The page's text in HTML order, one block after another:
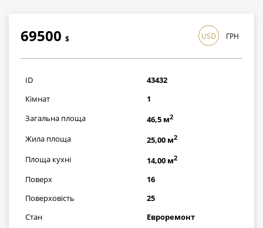
69500 $
2015500грн
USD ГРН
ID
43432
Кімнат
1
Загальна площа
46,5 м2
Жила площа 25,00 м2
Площа кухні 14,00 м2
Поверх
16
Поверховість
25
Стан
Евроремонт